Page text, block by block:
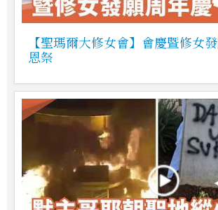
【聖瑪爾大修女會】會慶暨修女
恩祭